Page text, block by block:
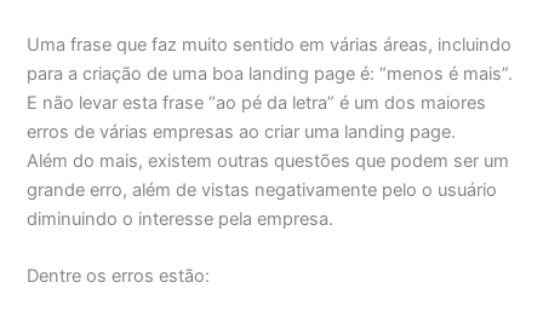
Uma frase que faz muito sentido em várias áreas, incluindo
para a criação de uma boa landing page é: “menos é mais”.
E não levar esta frase “ao pé da letra” é um dos maiores
erros de várias empresas ao criar uma landing page.
Além do mais, existem outras questões que podem ser um
grande erro, além de vistas negativamente pelo o usuário
diminuindo o interesse pela empresa.
Dentre os erros estão: